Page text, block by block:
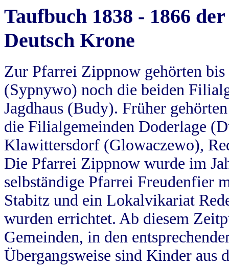
Taufbuch 1838 - 1866
Deutsch Krone
Zur Pfarrei Zippnow gehörten
(Sypnywo) noch die beiden
Jagdhaus (Budy). Früher
die Filialgemeinden Doderlage
Klawittersdorf (Glowaczewo),
Die Pfarrei Zippnow wurde im
selbständige Pfarrei Freudenfier
Stabitz und ein Lokalvikariat
wurden errichtet. Ab diesem
Gemeinden, in den
Übergangsweise sind Kinder aus